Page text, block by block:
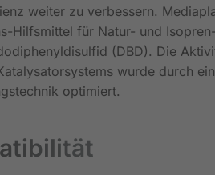
weiter zu verbessern.
Hilfsmittel für Natur- und
(DBD). Die
wurde durch
optimiert.